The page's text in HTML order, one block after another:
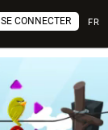
FR
SE CONNECTER